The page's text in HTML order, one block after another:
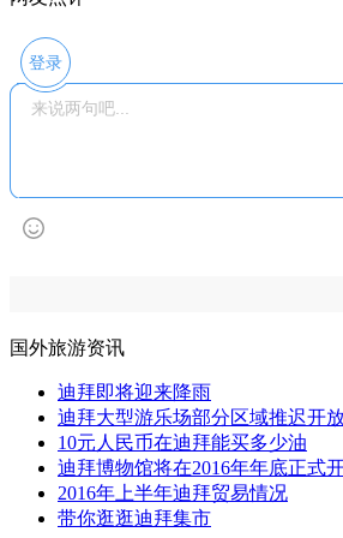
登录
国外旅游资讯
迪拜即将迎来降雨
迪拜大型游乐场部分区域推迟开
10元人民币在迪拜能买多少油
迪拜博物馆将在2016年年底正式
2016年上半年迪拜贸易情况
带你逛逛迪拜集市